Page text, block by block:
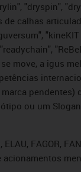
"dryspin",
calhas
move, a igus
pendentes)
ou um
FAGOR,
acionamentos